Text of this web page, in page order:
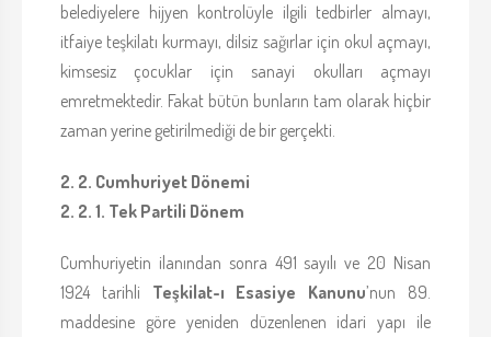
belediyelere hijyen kontrolüyle ilgili tedbirler almayı,
itfaiye teşkilatı kurmayı, dilsiz sağırlar için okul açmayı,
kimsesiz çocuklar için sanayi okulları açmayı
emretmektedir. Fakat bütün bunların tam olarak hiçbir
zaman yerine getirilmediği de bir gerçekti.
2. 2. Cumhuriyet Dönemi
2. 2. 1. Tek Partili Dönem
Cumhuriyetin ilanından sonra 491 sayılı ve 20 Nisan
1924 tarihli Teşkilat-ı Esasiye Kanunu’nun 89.
maddesine göre yeniden düzenlenen idari yapı ile